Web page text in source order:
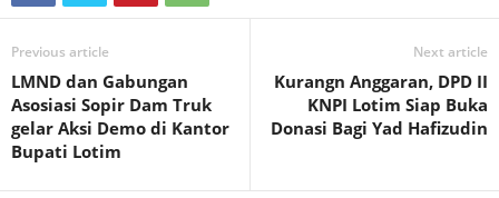
Previous article
LMND dan Gabungan
Asosiasi Sopir Dam Truk
gelar Aksi Demo di Kantor
Bupati Lotim
Next article
Kurangn Anggaran, DPD II
KNPI Lotim Siap Buka
Donasi Bagi Yad Hafizudin